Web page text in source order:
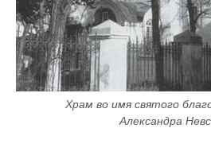
Храм во имя святого
Александра